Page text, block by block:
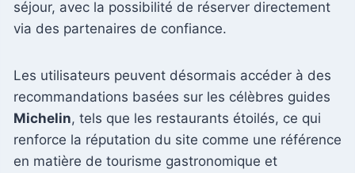
séjour, avec la possibilité de réserver directement
via des partenaires de confiance.
Les utilisateurs peuvent désormais accéder à des
recommandations basées sur les célèbres guides
Michelin, tels que les restaurants étoilés, ce qui
renforce la réputation du site comme une référence
en matière de tourisme gastronomique et